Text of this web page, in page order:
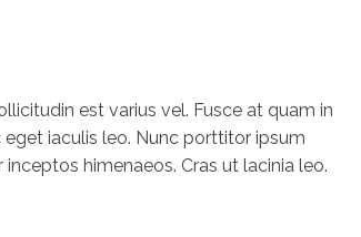
est varius vel. Fusce at quam in
iaculis leo. Nunc porttitor ipsum
himenaeos. Cras ut lacinia leo.